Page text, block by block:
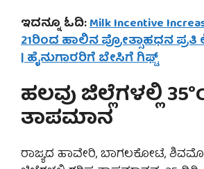
ಇದನ್ನೂ ಓದಿ:Milk Incentive
21ರಿಂದ ಹಾಲಿನ ಪ್ರೋತ್ಸಾಹಧನ ಪ್ರತಿ
| ಹೈನುಗಾರರಿಗೆ ಬೇಸಿಗೆ ಗಿಫ್ಟ್
ಹಲವು ಜಿಲ್ಲೆಗಳಲ್ಲಿ
ತಾಪಮಾನ
ರಾಜ್ಯದ ಹಾವೇರಿ, ಬಾಗಲಕೋಟೆ,